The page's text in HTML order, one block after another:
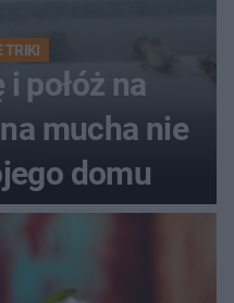
TRIKI
połóż na
mucha nie
domu